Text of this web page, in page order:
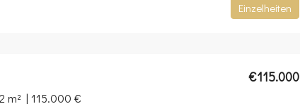
Einzelheiten
m² | 115.000 €
€115.000